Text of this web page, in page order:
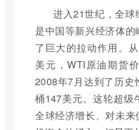
进入21世纪，全球
是中国等新兴经济体
了巨大的拉动作用。
美元，WTI原油期货
2008年7月达到了历史
桶147美元。这轮超级
全球经济增长、对未